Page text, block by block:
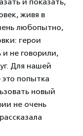
живя в
любопытно,
герои
не говорили,
Для нашей
попытка
новый
не очень